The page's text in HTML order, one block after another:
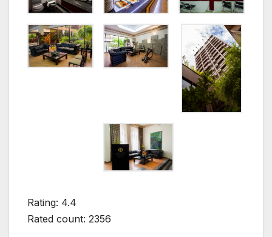
Rating: 4.4
Rated count: 2356